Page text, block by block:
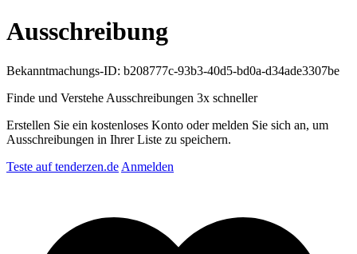
Ausschreibung
Bekanntmachungs-ID: b208777c-93b3-40d5-bd0a-d34ade3307be
Finde und Verstehe Ausschreibungen 3x schneller
Erstellen Sie ein kostenloses Konto oder melden Sie sich an, um
Ausschreibungen in Ihrer Liste zu speichern.
Teste auf tenderzen.de Anmelden